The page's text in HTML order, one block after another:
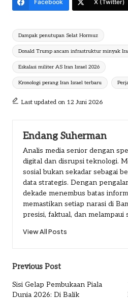
Facebook X (Twitter)
Tags:
Dampak penutupan Selat Hormuz
Donald Trump ancam infrastruktur minyak
Eskalasi militer AS Iran Israel 2026
Kronologi perang Iran Israel terbaru
Last updated on 12 Juni 2026
Endang Suherman
Analis media senior dengan
digital dan disrupsi teknologi.
sosial bukan sekadar sebagai
data strategis. Dengan
dekade menembus batas
memastikan setiap narasi di
presisi, faktual, dan melampaui
View All Posts
Post
navigation
Previous Post
Sisi Gelap Pembukaan Piala
Dunia 2026: Di Balik